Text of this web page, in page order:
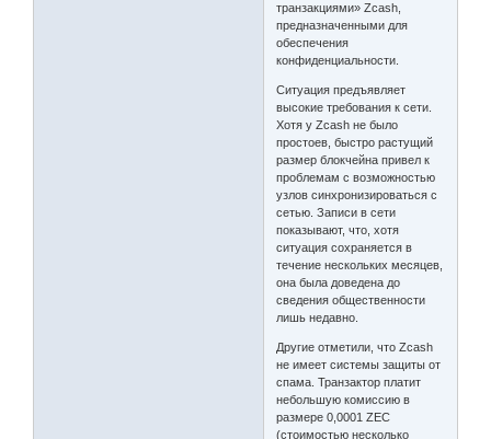
транзакциями» Zcash,
предназначенными для
обеспечения
конфиденциальности.
Ситуация предъявляет
высокие требования к сети.
Хотя у Zcash не было
простоев, быстро растущий
размер блокчейна привел к
проблемам с возможностью
узлов синхронизироваться с
сетью. Записи в сети
показывают, что, хотя
ситуация сохраняется в
течение нескольких месяцев,
она была доведена до
сведения общественности
лишь недавно.
Другие отметили, что Zcash
не имеет системы защиты от
спама. Транзактор платит
небольшую комиссию в
размере 0,0001 ZEC
(стоимостью несколько